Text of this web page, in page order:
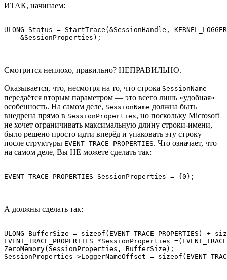
ИТАК, начинаем:
ULONG Status = StartTrace(&SessionHandle,
Смотрится неплохо, правильно? НЕПРАВИЛЬНО.
Оказывается, что, несмотря на то, что строка SessionName
передаётся вторым параметром — это всего лишь «удобная»
особенность. На самом деле, SessionName должна быть
внедрена прямо в SessionProperties, но поскольку Microsoft
не хочет ограничивать максимальную длину строки-имени,
было решено просто идти вперёд и упаковать эту строку
после структуры EVENT_TRACE_PROPERTIES. Что означает, что
на самом деле, Вы НЕ можете сделать так:
А должны сделать так:
ULONG BufferSize = sizeof(EVENT_TRACE_PROPERTIES) +
EVENT_TRACE_PROPERTIES *SessionProperties
ZeroMemory(SessionProperties, BufferSize);